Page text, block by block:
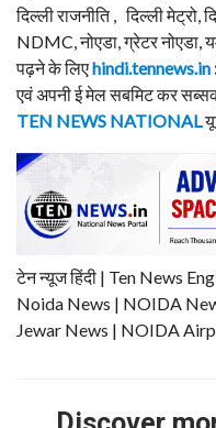
दिल्ली राजनीति , दिल्ली मेट्रो,
NDMC, नोएडा, ग्रेटर नोएडा,
पढ़ने के लिएhindi.tennews.in
एवं अपनी ई मेल सबमिट कर
TEN NEWS NATIONAL
टेन न्यूज हिंदी | Ten News
Noida News | NOIDA
Jewar News | NOIDA